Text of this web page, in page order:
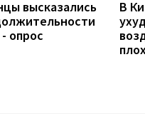
высказались
опрос
В